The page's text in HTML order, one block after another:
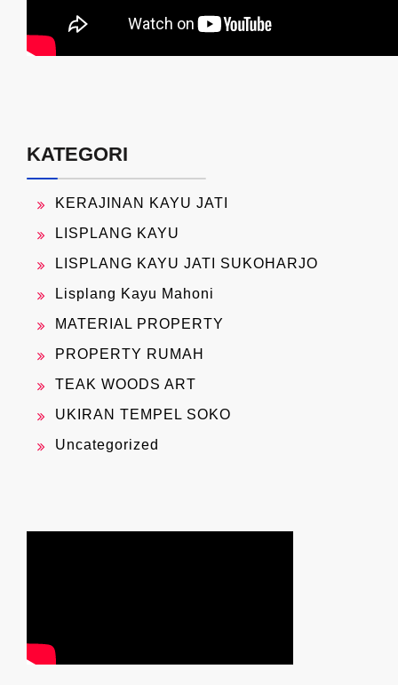
KATEGORI
KERAJINAN KAYU JATI
LISPLANG KAYU
LISPLANG KAYU JATI SUKOHARJO
Lisplang Kayu Mahoni
MATERIAL PROPERTY
PROPERTY RUMAH
TEAK WOODS ART
UKIRAN TEMPEL SOKO
Uncategorized